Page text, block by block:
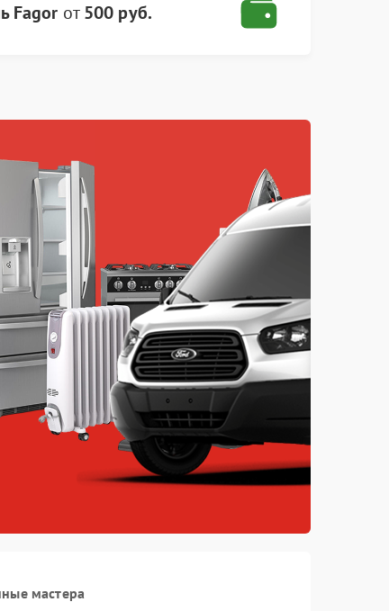
Fagor от500 руб.
мастера